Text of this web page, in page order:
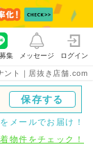
ント｜居抜き店舗.com
集 メッセージ ログイン
保存する
メールでお届け！
物件をチェック！